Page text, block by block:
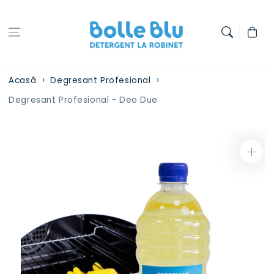
Coș
Acasă
Degresant Profesional
Degresant Profesional - Deo Due